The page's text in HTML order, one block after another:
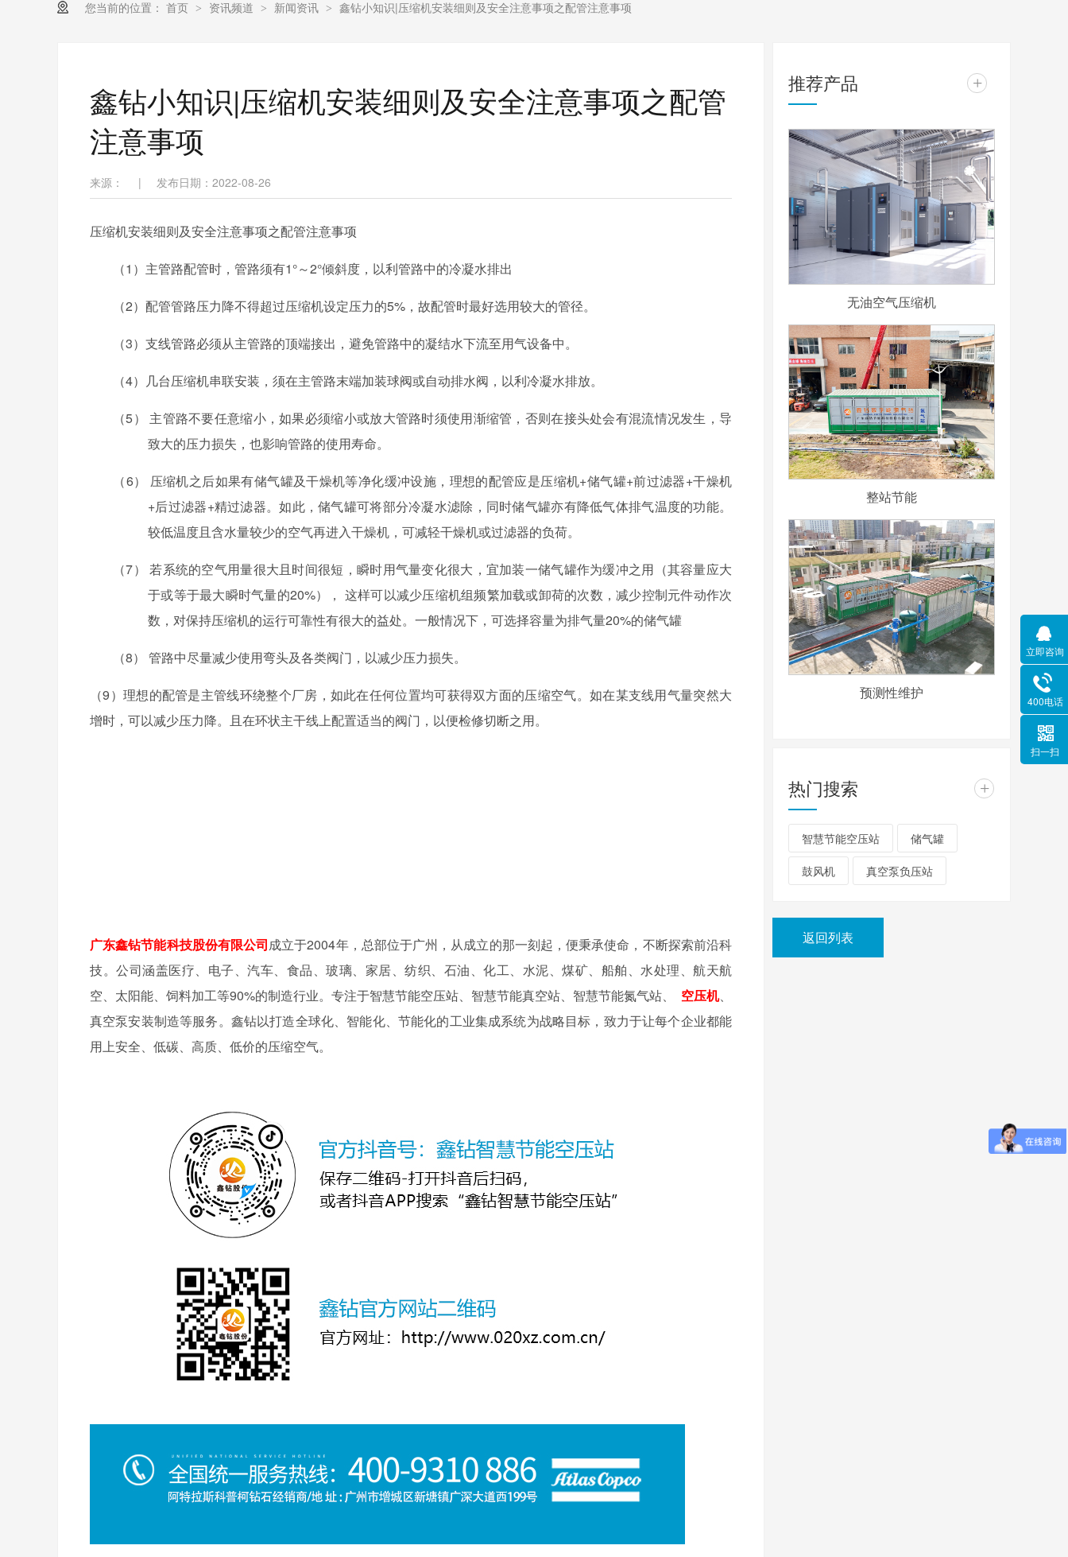
您当前的位置： 首页 > 资讯频道 > 新闻资讯 > 鑫钻小知识|压缩机安装细则及安全注意事项之配管注意事项
鑫钻小知识|压缩机安装细则及安全注意事项之配管
注意事项
来源： | 发布日期：2022-08-26
压缩机安装细则及安全注意事项之配管注意事项
（1 ）主管路配管时，管路须有1°～2°倾斜度，以利管路中的冷凝水排出
（2）配管管路压力降不得超过压缩机设定压力的5% ，故配管时最好选用较大的管径。
（3）支线管路必须从主管路的顶端接出，避免管路中的凝结水下流至用气设备中。
（4）几台压缩机串联安装，须在主管路末端加装球阀或自动排水阀，以利冷凝水排放。
（5）
主管路不要任意缩小，如果必须缩小或放大管路时须使用渐缩管，否则在接头处会有混流情况发生，导
致大的压力损失，也影响管路的使用寿命。
（6） 压缩机之后如果有储气罐及干燥机等净化缓冲设施，理想的配管应是压缩机+储气罐+前过滤器+干燥机
+后过滤器+精过滤器。如此，储气罐可将部分冷凝水滤除，同时储气罐亦有降低气体排气温度的功能。
较低温度且含水量较少的空气再进入干燥机，可减轻干燥机或过滤器的负荷。
（7）
若系统的空气用量很大且时间很短，瞬时用气量变化很大，宜加装一储气罐作为缓冲之用（其容量应大
于或等于最大瞬时气量的20%）， 这样可以减少压缩机组频繁加载或卸荷的次数，减少控制元件动作次
数，对保持压缩机的运行可靠性有很大的益处。一般情况下，可选择容量为排气量20%的储气罐
（8） 管路中尽量减少使用弯头及各类阀门，以减少压力损失。
（9）理想的配管是主管线环绕整个厂房，如此在任何位置均可获得双方面的压缩空气。如在某支线用气量突然大
增时，可以减少压力降。且在环状主干线上配置适当的阀门，以便检修切断之用。
广东鑫钻节能科技股份有限公司成立于2004年，总部位于广州，从成立的那一刻起，便秉承使命，不断探索前沿科
技。公司涵盖医疗、电子、汽车、食品、玻璃、家居、纺织、石油、化工、水泥、煤矿、船舶、水处理、航天航
空、太阳能、饲料加工等90%的制造行业。专注于智慧节能空压站、智慧节能真空站、智慧节能氮气站、 空压机、
真空泵安装制造等服务。鑫钻以打造全球化、智能化、节能化的工业集成系统为战略目标，致力于让每个企业都能
用上安全、低碳、高质、低价的压缩空气。
推荐产品 +
无油空气压缩机
整站节能
预测性维护
热门搜索 +
智慧节能空压站 储气罐
鼓风机 真空泵负压站
返回列表
立即咨询
400电话
扫一扫